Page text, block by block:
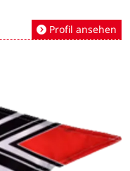
Profil ansehen